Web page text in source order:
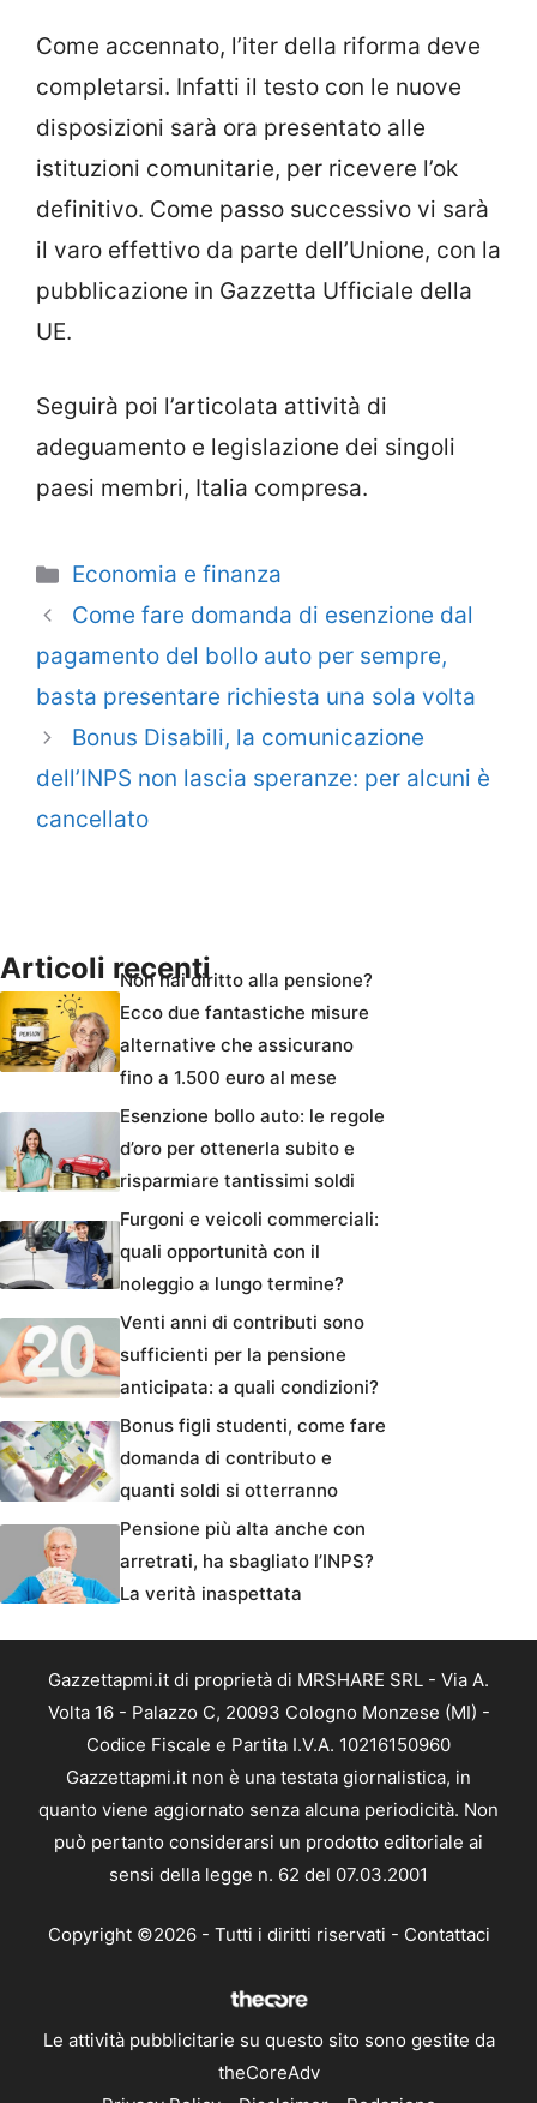
Come accennato, l’iter della riforma deve
completarsi. Infatti il testo con le nuove
disposizioni sarà ora presentato alle
istituzioni comunitarie, per ricevere l’ok
definitivo. Come passo successivo vi sarà
il varo effettivo da parte dell’Unione, con la
pubblicazione in Gazzetta Ufficiale della
UE.
Seguirà poi l’articolata attività di
adeguamento e legislazione dei singoli
paesi membri, Italia compresa.
Categorie
Economia e finanza
Come fare domanda di esenzione dal
pagamento del bollo auto per sempre,
basta presentare richiesta una sola volta
Bonus Disabili, la comunicazione
dell’INPS non lascia speranze: per alcuni è
cancellato
Articoli recentiNon hai diritto alla pensione?
Ecco due fantastiche misure
alternative che assicurano
fino a 1.500 euro al mese
Esenzione bollo auto: le regole
d’oro per ottenerla subito e
risparmiare tantissimi soldi
Furgoni e veicoli commerciali:
quali opportunità con il
noleggio a lungo termine?
Venti anni di contributi sono
sufficienti per la pensione
anticipata: a quali condizioni?
Bonus figli studenti, come fare
domanda di contributo e
quanti soldi si otterranno
Pensione più alta anche con
arretrati, ha sbagliato l’INPS?
La verità inaspettata
Gazzettapmi.it di proprietà di MRSHARE SRL - Via A.
Volta 16 - Palazzo C, 20093 Cologno Monzese (MI) -
Codice Fiscale e Partita I.V.A. 10216150960
Gazzettapmi.it non è una testata giornalistica, in
quanto viene aggiornato senza alcuna periodicità. Non
può pertanto considerarsi un prodotto editoriale ai
sensi della legge n. 62 del 07.03.2001
Copyright ©2026 - Tutti i diritti riservati - Contattaci
Le attività pubblicitarie su questo sito sono gestite da
theCoreAdv